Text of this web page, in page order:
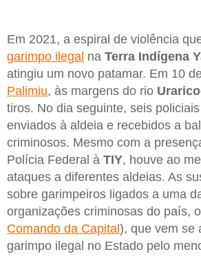
Em 2021, a espiral de violência
garimpo ilegal na Terra Indígena
atingiu um novo patamar. Em 10
Palimiu, às margens do rio
tiros. No dia seguinte, seis
enviados à aldeia e recebidos a
criminosos. Mesmo com a
Polícia Federal à TIY, houve ao
ataques a diferentes aldeias. As
sobre garimpeiros ligados a uma
organizações criminosas do país, o
Comando da Capital), que vem se
garimpo ilegal no Estado pelo